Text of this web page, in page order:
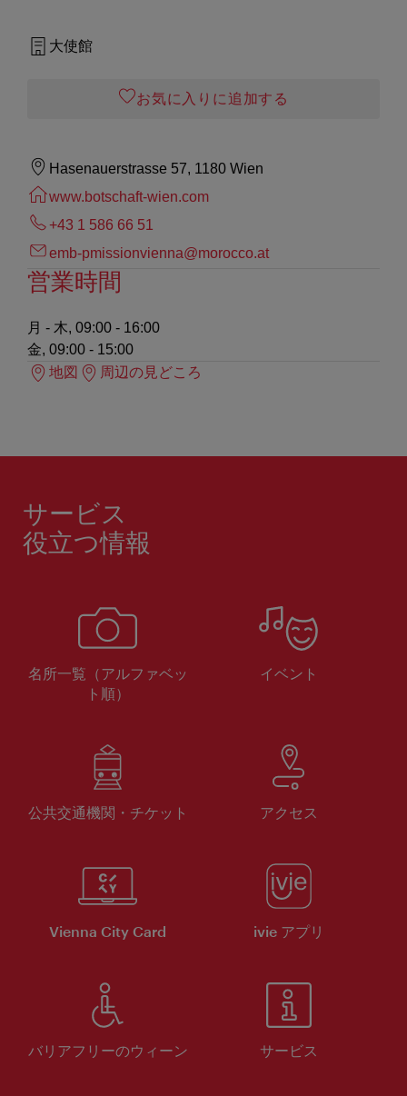
大使館
お気に入りに追加する
Hasenauerstrasse 57, 1180 Wien
www.botschaft-wien.com
+43 1 586 66 51
emb-pmissionvienna@morocco.at
営業時間
月 - 木, 09:00 - 16:00
金, 09:00 - 15:00
地図
周辺の見どころ
サービス
役立つ情報
名所一覧（アルファベッ
ト順）
イベント
公共交通機関・チケット アクセス
Vienna City Card ivie アプリ
バリアフリーのウィーン サービス